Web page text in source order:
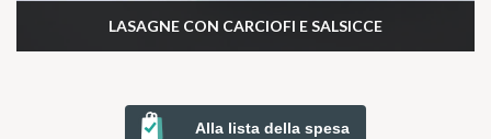
LASAGNE CON CARCIOFI E SALSICCE
Alla lista della spesa